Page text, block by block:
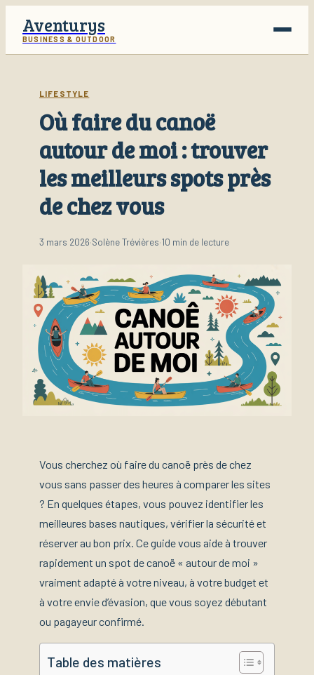
Aventurys
BUSINESS & OUTDOOR
Business
Finance
Lifestyle
LIFESTYLE
Où faire du canoë
autour de moi : trouver
les meilleurs spots près
de chez vous
3 mars 2026·Solène Trévières·10 min de lecture
Vous cherchez où faire du canoë près de chez
vous sans passer des heures à comparer les sites
? En quelques étapes, vous pouvez identifier les
meilleures bases nautiques, vérifier la sécurité et
réserver au bon prix. Ce guide vous aide à trouver
rapidement un spot de canoë « autour de moi »
vraiment adapté à votre niveau, à votre budget et
à votre envie d’évasion, que vous soyez débutant
ou pagayeur confirmé.
Table des matières